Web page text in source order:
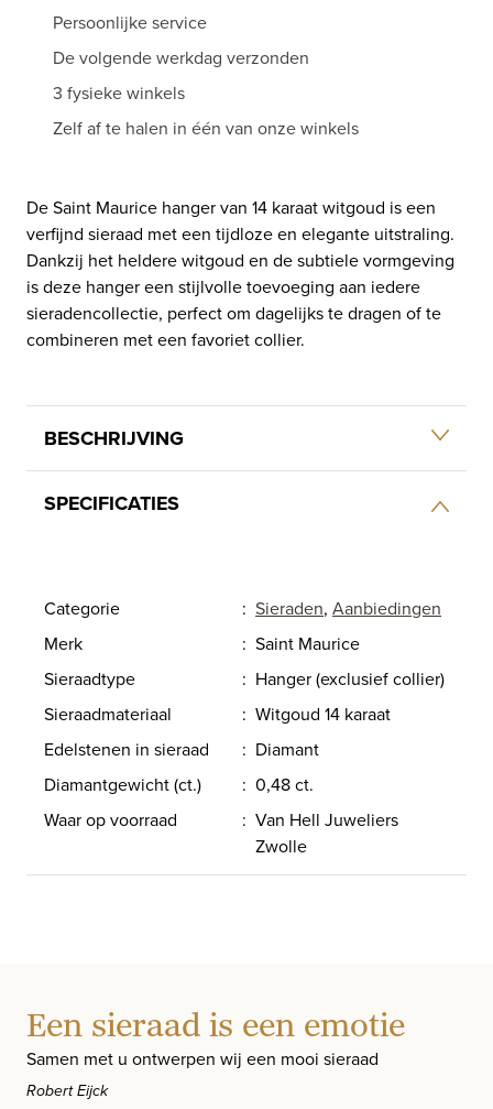
Persoonlijke service
De volgende werkdag verzonden
3 fysieke winkels
Zelf af te halen in één van onze winkels
De Saint Maurice hanger van 14 karaat witgoud is een
verfijnd sieraad met een tijdloze en elegante uitstraling.
Dankzij het heldere witgoud en de subtiele vormgeving
is deze hanger een stijlvolle toevoeging aan iedere
sieradencollectie, perfect om dagelijks te dragen of te
combineren met een favoriet collier.
BESCHRIJVING
SPECIFICATIES
Categorie : Sieraden, Aanbiedingen
Merk
: Saint Maurice
Sieraadtype
: Hanger (exclusief collier)
Sieraadmateriaal
: Witgoud 14 karaat
Edelstenen in sieraad
: Diamant
Diamantgewicht (ct.)
: 0,48 ct.
Waar op voorraad
: Van Hell Juweliers
Zwolle
Een sieraad is een emotie
Samen met u ontwerpen wij een mooi sieraad
Robert Eijck